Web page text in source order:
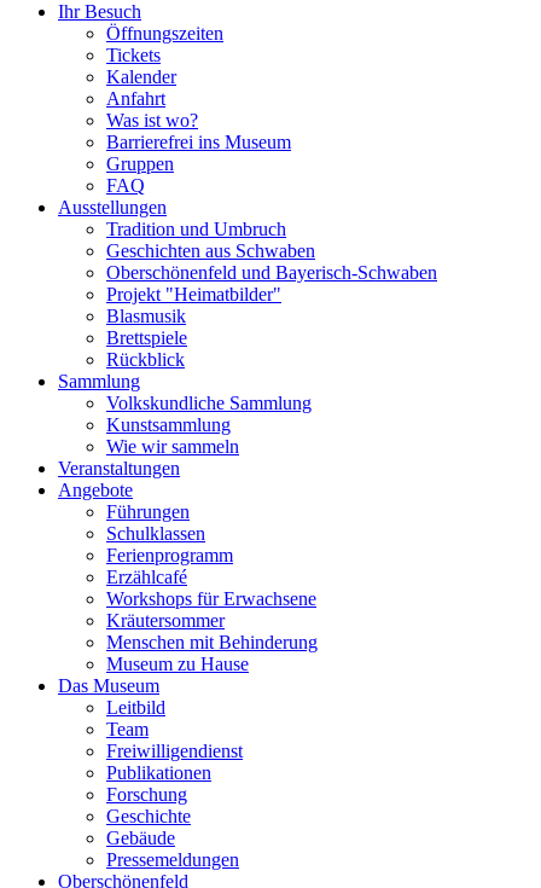
Ihr Besuch
Öffnungszeiten
Tickets
Kalender
Anfahrt
Was ist wo?
Barrierefrei ins Museum
Gruppen
FAQ
Ausstellungen
Tradition und Umbruch
Geschichten aus Schwaben
Oberschönenfeld und Bayerisch-Schwaben
Projekt "Heimatbilder"
Blasmusik
Brettspiele
Rückblick
Sammlung
Volkskundliche Sammlung
Kunstsammlung
Wie wir sammeln
Veranstaltungen
Angebote
Führungen
Schulklassen
Ferienprogramm
Erzählcafé
Workshops für Erwachsene
Kräutersommer
Menschen mit Behinderung
Museum zu Hause
Das Museum
Leitbild
Team
Freiwilligendienst
Publikationen
Forschung
Geschichte
Gebäude
Pressemeldungen
Oberschönenfeld